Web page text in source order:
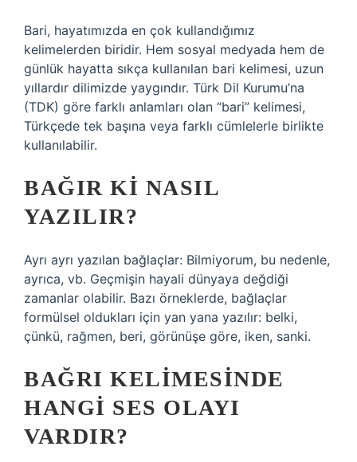
Bari, hayatımızda en çok kullandığımız
kelimelerden biridir. Hem sosyal medyada hem de
günlük hayatta sıkça kullanılan bari kelimesi, uzun
yıllardır dilimizde yaygındır. Türk Dil Kurumu’na
(TDK) göre farklı anlamları olan “bari” kelimesi,
Türkçede tek başına veya farklı cümlelerle birlikte
kullanılabilir.
BAĞIR KI NASIL
YAZILIR?
Ayrı ayrı yazılan bağlaçlar: Bilmiyorum, bu nedenle,
ayrıca, vb. Geçmişin hayali dünyaya değdiği
zamanlar olabilir. Bazı örneklerde, bağlaçlar
formülsel oldukları için yan yana yazılır: belki,
çünkü, rağmen, beri, görünüşe göre, iken, sanki.
BAĞRI KELIMESINDE
HANGI SES OLAYI
VARDIR?